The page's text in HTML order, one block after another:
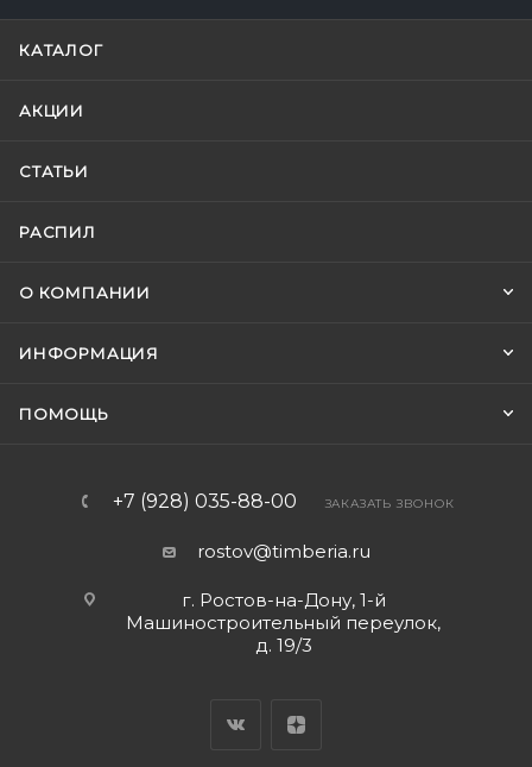
КАТАЛОГ
АКЦИИ
СТАТЬИ
РАСПИЛ
О КОМПАНИИ
ИНФОРМАЦИЯ
ПОМОЩЬ
+7 (928) 035-88-00 ЗАКАЗАТЬ ЗВОНОК
rostov@timberia.ru
г. Ростов-на-Дону, 1-й
Машиностроительный переулок,
д. 19/3